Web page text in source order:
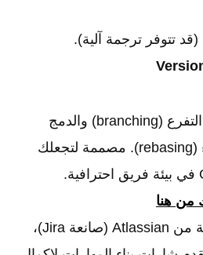
(قد تتوفر ترجمة آلية).
دورة أكثر تعمقًا تغطي التفرع (branching) والدمج
(merging) وإعادة البناء (rebasing). مصممة لتجعلك
من هنا
مقدمة من Atlassian (صانعة Jira)،